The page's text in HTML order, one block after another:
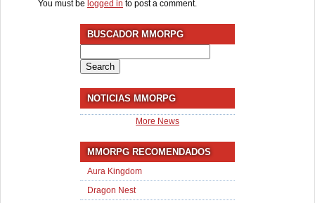
You must be logged in to post a comment.
BUSCADOR MMORPG
for:
NOTICIAS MMORPG
More News
MMORPG RECOMENDADOS
Aura Kingdom
Dragon Nest